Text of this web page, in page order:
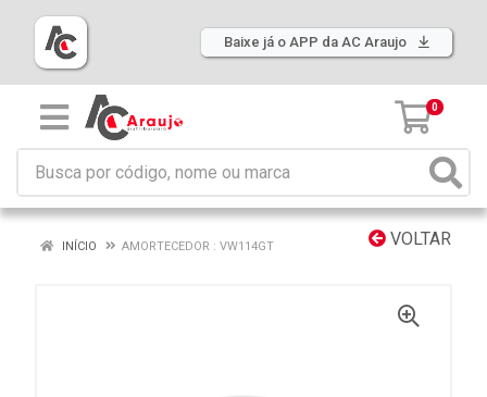
Baixe já o APP da AC Araujo
0
VOLTAR
INÍCIO AMORTECEDOR : VW114GT